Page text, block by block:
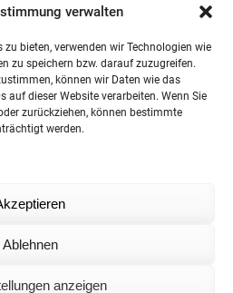
verwalten
bieten, verwenden wir Technologien wie
zu speichern bzw. darauf zuzugreifen.
können wir Daten wie das
auf dieser Website verarbeiten. Wenn Sie
zurückziehen, können bestimmte
werden.
Ablehnen
anzeigen
07.30 - 13.00 Uhr
13:30 - 15.30 Uhr
IHK